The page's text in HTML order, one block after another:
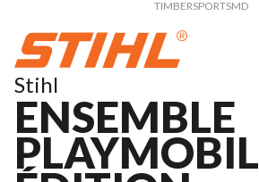
TIMBERSPORTSMD
Stihl
ENSEMBLE
PLAYMOBIL